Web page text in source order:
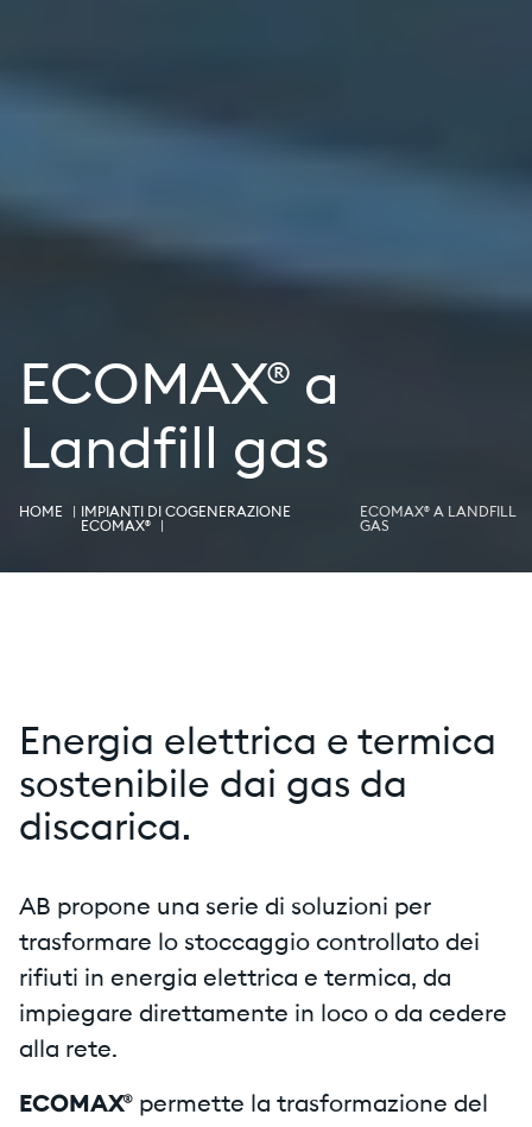
ECOMAX® a
Landfill gas
HOME
IMPIANTI DI COGENERAZIONE
ECOMAX®
ECOMAX® A LANDFILL
GAS
Energia elettrica e termica
sostenibile dai gas da
discarica.
AB propone una serie di soluzioni per
trasformare lo stoccaggio controllato dei
rifiuti in energia elettrica e termica, da
impiegare direttamente in loco o da cedere
alla rete.
ECOMAX® permette la trasformazione del